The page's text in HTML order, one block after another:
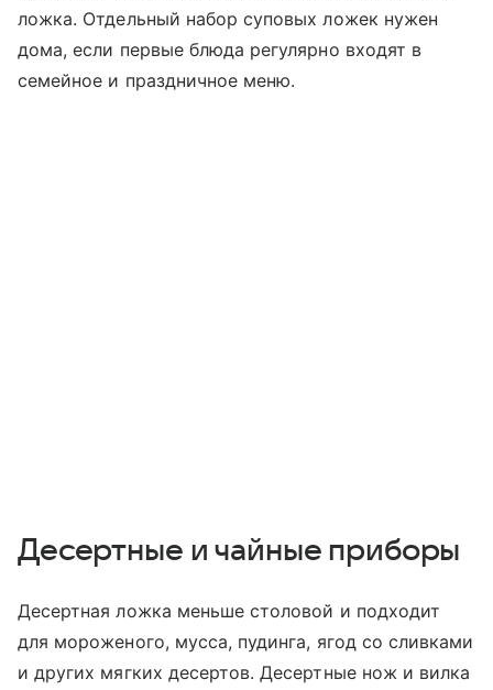
ложка. Отдельный набор суповых ложек нужен
дома, если первые блюда регулярно входят в
семейное и праздничное меню.
Десертные и чайные приборы
Десертная ложка меньше столовой и подходит
для мороженого, мусса, пудинга, ягод со сливками
и других мягких десертов. Десертные нож и вилка